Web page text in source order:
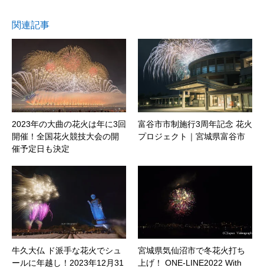
関連記事
2023年の大曲の花火は年に3回
開催！全国花火競技大会の開
催予定日も決定
富谷市市制施行3周年記念 花火
プロジェクト｜宮城県富谷市
牛久大仏 ド派手な花火でシュ
ールに年越し！2023年12月31
宮城県気仙沼市で冬花火打ち
上げ！ ONE-LINE2022 With